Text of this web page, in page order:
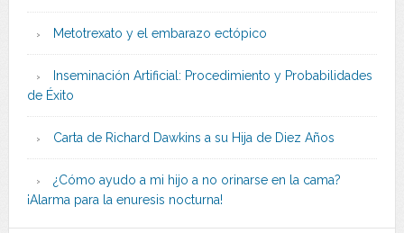
Metotrexato y el embarazo ectópico
Inseminación Artificial: Procedimiento y Probabilidades
de Éxito
Carta de Richard Dawkins a su Hija de Diez Años
¿Cómo ayudo a mi hijo a no orinarse en la cama?
¡Alarma para la enuresis nocturna!